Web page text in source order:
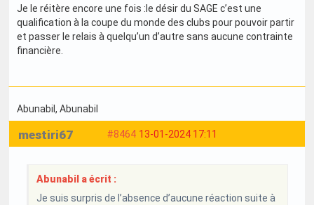
Je le réitère encore une fois :le désir du SAGE c’est une
qualification à la coupe du monde des clubs pour pouvoir partir
et passer le relais à quelqu’un d’autre sans aucune contrainte
financière.
Abunabil , Abunabil
#8464 13-01-2024 17:11
mestiri67
Abunabil a écrit :
Je suis surpris de l’absence d’aucune réaction suite à